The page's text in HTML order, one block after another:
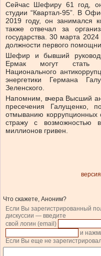
Сейчас Шефиру 61 год,
студии “Квартал-95”. В
2019 году, он занимался
также отвечал за
государства. 30 марта
должности первого
Шефир и бывший
Ермак могут стать
Национального
энергетики Германа
Зеленского.
Напомним, вчера Высший
пресечения Галущенко,
отмыванию коррупционных
стражу с возможностью
миллионов гривен.
Что скажете, Аноним?
Если Вы зарегистрированный
дискуссии — введите
свой логин (email)
и
Если Вы еще не